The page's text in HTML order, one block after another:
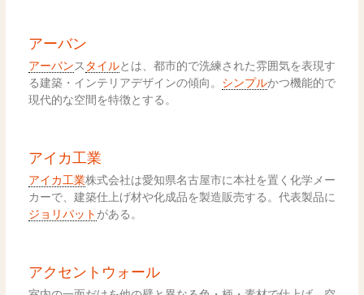
アーバン
アーバンス タイルとは、都市的で洗練された雰囲気を表現す
る建築・インテリアデザインの傾向。 シンプルかつ機能的で
現代的な空間を特徴とする。
アイカ工業
アイカ工業株式会社は愛知県名古屋市に本社を置く化学メー
カーで、建築仕上げ材や化成品を製造販売する。代表製品に
ジョリパット がある。
アクセントウォール